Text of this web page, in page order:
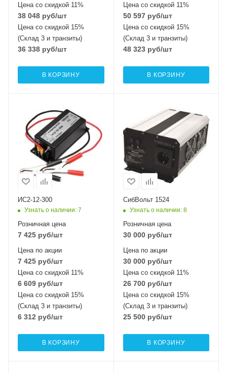
Цена со скидкой 11%
38 048 руб/шт
Цена со скидкой 15%
(Склад 3 и транзиты)
36 338 руб/шт
В КОРЗИНУ
Цена со скидкой 11%
50 597руб/шт
Цена со скидкой 15%
(Склад 3 и транзиты)
48 323руб/шт
В КОРЗИНУ
мощность (активная),
300
ИС2-12-300
Узнать о наличии: 7
Розничная цена
7 425 руб/шт
Цена по акции
7 425 руб/шт
Цена со скидкой 11%
6 609 руб/шт
Цена со скидкой 15%
(Склад 3 и транзиты)
6 312 руб/шт
В КОРЗИНУ
СибВольт 1524
Узнать о наличии: 8
Розничная цена
30 000руб/шт
Цена по акции
30 000руб/шт
Цена со скидкой 11%
26 700руб/шт
Цена со скидкой 15%
(Склад 3 и транзиты)
25 500руб/шт
В КОРЗИНУ